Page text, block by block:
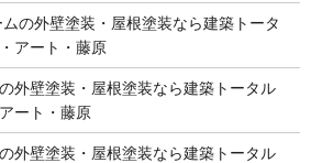
の外壁塗装・屋根塗装なら建築トータ
アート・藤原
外壁塗装・屋根塗装なら建築トータル
ート・藤原
外壁塗装・屋根塗装なら建築トータル